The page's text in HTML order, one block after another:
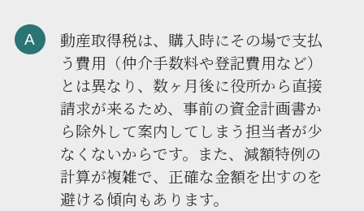
動産取得税は、購入時にその場で支払
う費用（仲介手数料や登記費用など）
とは異なり、数ヶ月後に役所から直接
請求が来るため、事前の資金計画書か
ら除外して案内してしまう担当者が少
なくないからです。また、減額特例の
計算が複雑で、正確な金額を出すのを
避ける傾向もあります。